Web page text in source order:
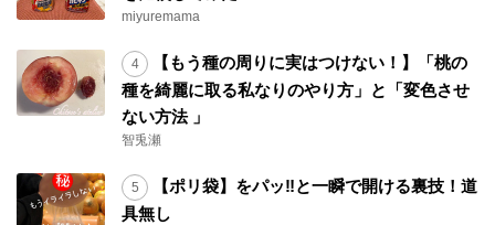
miyuremama
【もう種の周りに実はつけない！】「桃の
種を綺麗に取る私なりのやり方」と「変色させ
ない方法 」
智兎瀬
【ポリ袋】をパッ‼と一瞬で開ける裏技！道
具無し